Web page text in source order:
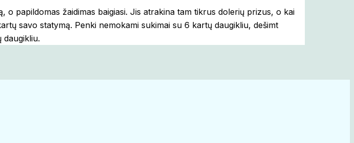
papildomas žaidimas baigiasi. Jis atrakina tam tikrus dolerių prizus, o kai
savo statymą. Penki nemokami sukimai su 6 kartų daugikliu, dešimt
daugikliu.